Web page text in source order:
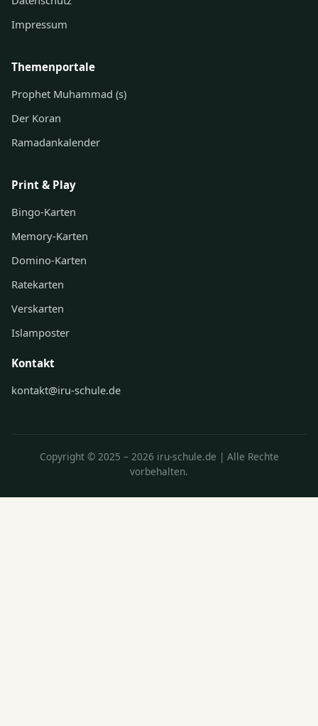
Impressum
Themenportale
Prophet Muhammad (s)
Der Koran
Ramadankalender
Print & Play
Bingo-Karten
Memory-Karten
Domino-Karten
Ratekarten
Verskarten
Islamposter
Kontakt
kontakt@iru-schule.de
Copyright © 2025 – 2026 iru-schule.de | Alle Rechte
vorbehalten.